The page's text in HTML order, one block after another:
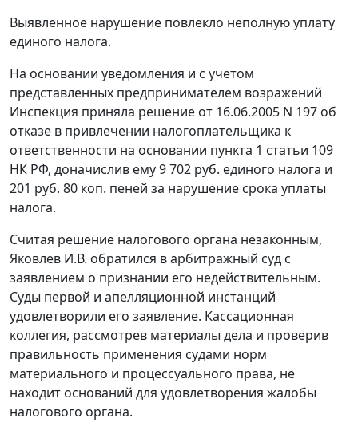
Выявленное нарушение повлекло неполную уплату
единого налога.
На основании уведомления и с учетом
представленных предпринимателем возражений
Инспекция приняла решение от 16.06.2005 N 197 об
отказе в привлечении налогоплательщика к
ответственности на основании пункта 1 статьи 109
НК РФ, доначислив ему 9 702 руб. единого налога и
201 руб. 80 коп. пеней за нарушение срока уплаты
налога.
Считая решение налогового органа незаконным,
Яковлев И.В. обратился в арбитражный суд с
заявлением о признании его недействительным.
Суды первой и апелляционной инстанций
удовлетворили его заявление. Кассационная
коллегия, рассмотрев материалы дела и проверив
правильность применения судами норм
материального и процессуального права, не
находит оснований для удовлетворения жалобы
налогового органа.